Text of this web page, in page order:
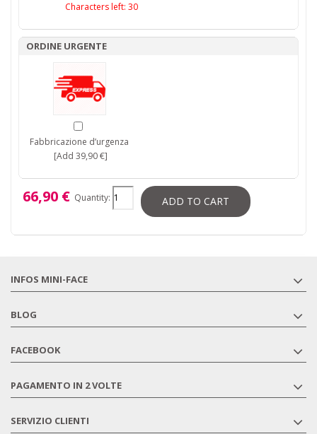
Characters left: 30
ORDINE URGENTE
Fabbricazione d’urgenza
[Add 39,90 €]
66,90 € Quantity: ADD TO CART
INFOS MINI-FACE
BLOG
FACEBOOK
PAGAMENTO IN 2 VOLTE
SERVIZIO CLIENTI